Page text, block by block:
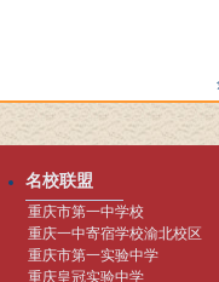
名校联盟
重庆市第一中学校
重庆一中寄宿学校渝北校区
重庆市第一实验中学
重庆皇冠实验中学